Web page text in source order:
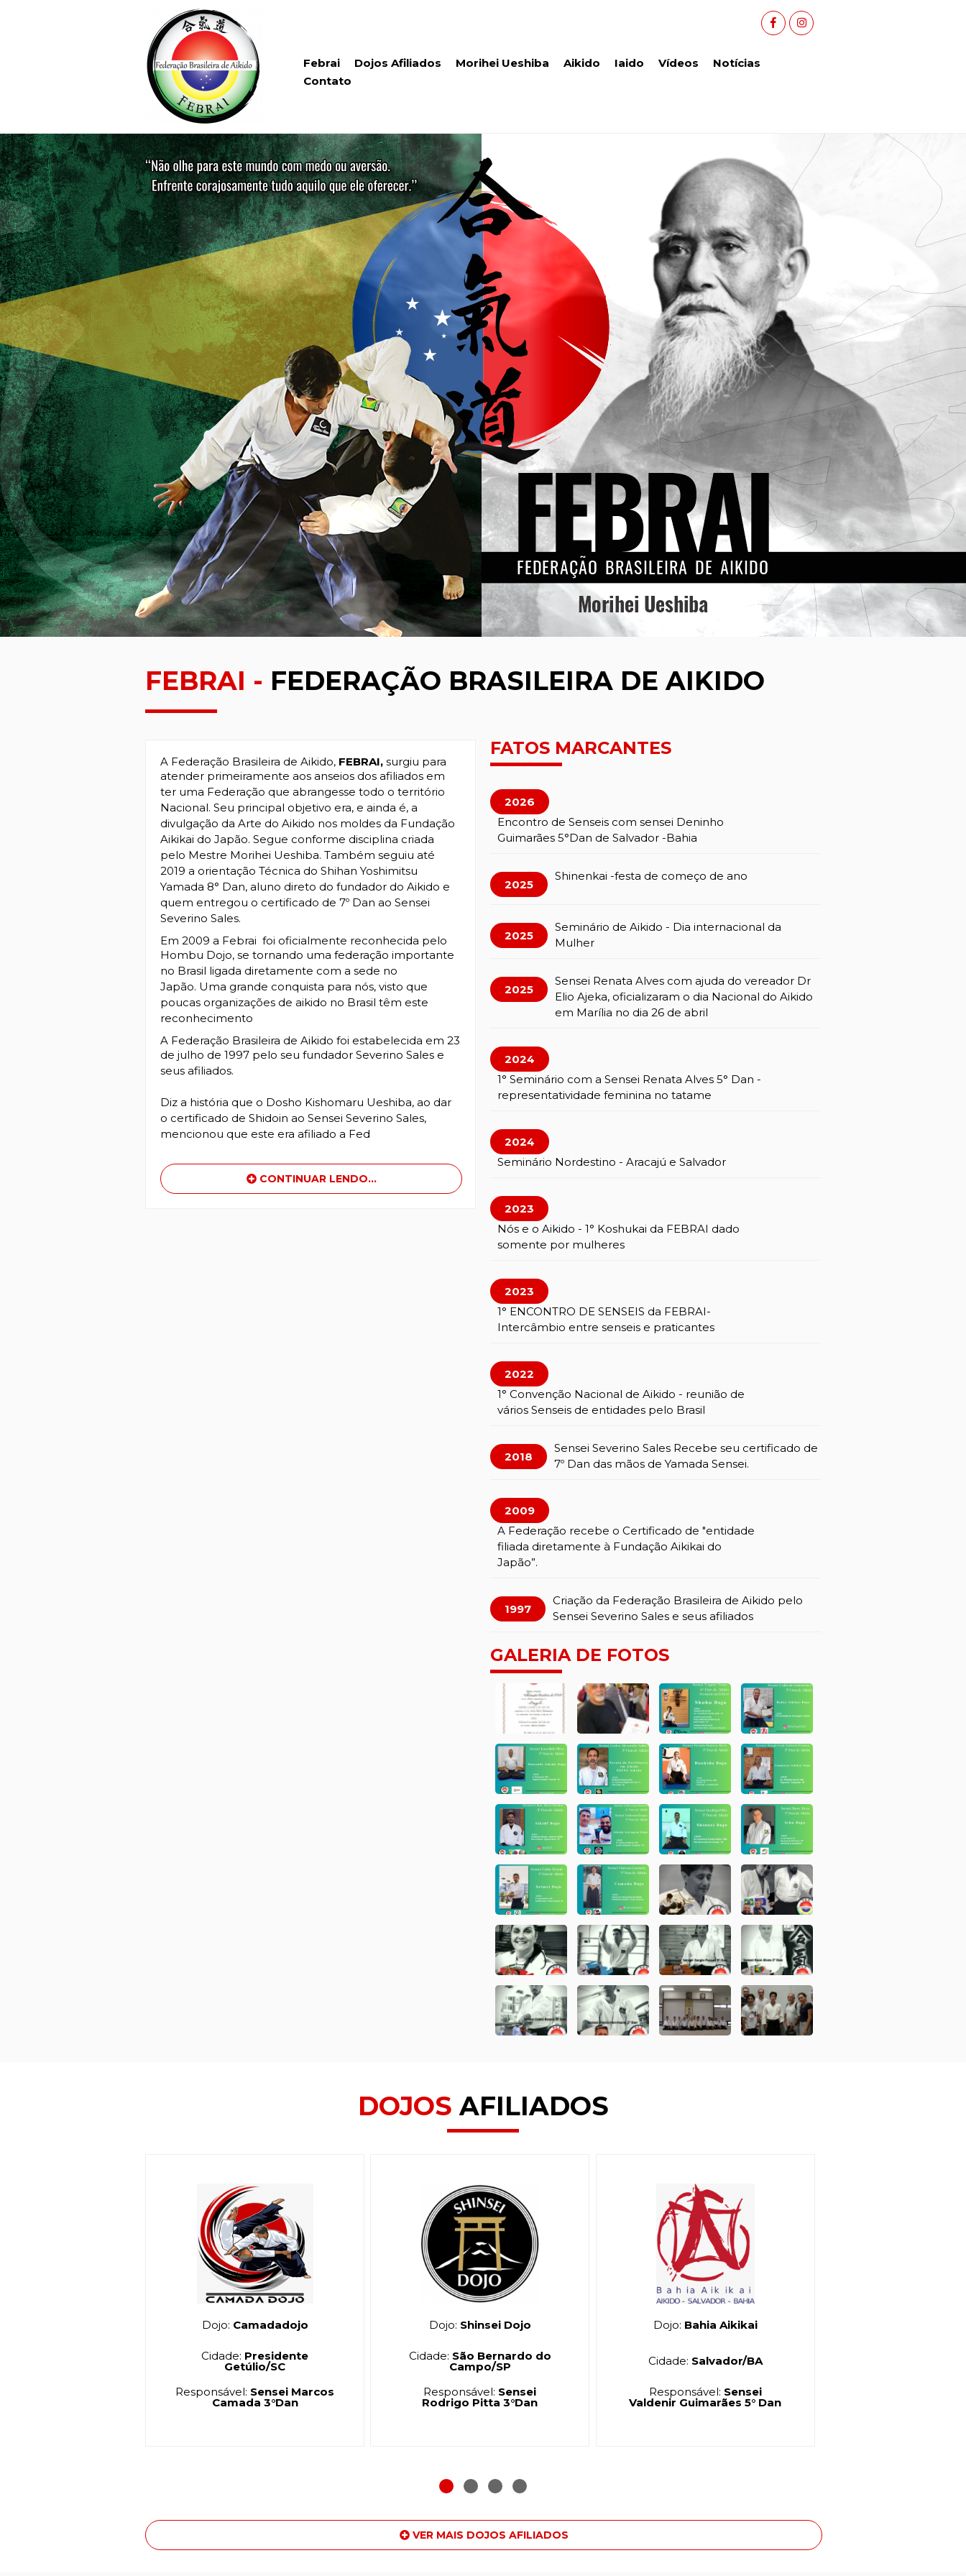
Febrai Dojos Afiliados Morihei Ueshiba Aikido Iaido Vídeos
Notícias
Contato
FEBRAI - FEDERAÇÃO BRASILEIRA DE AIKIDO
A Federação Brasileira de Aikido, FEBRAI, surgiu para
atender primeiramente aos anseios dos afiliados em
ter uma Federação que abrangesse todo o território
Nacional. Seu principal objetivo era, e ainda é, a
divulgação da Arte do Aikido nos moldes da Fundação
Aikikai do Japão. Segue conforme disciplina criada
pelo Mestre Morihei Ueshiba. Também seguiu até
2019 a orientação Técnica do Shihan Yoshimitsu
Yamada 8° Dan, aluno direto do fundador do Aikido e
quem entregou o certificado de 7º Dan ao Sensei
Severino Sales.
Em 2009 a Febrai foi oficialmente reconhecida pelo
Hombu Dojo, se tornando uma federação importante
no Brasil ligada diretamente com a sede no
Japão. Uma grande conquista para nós, visto que
poucas organizações de aikido no Brasil têm este
reconhecimento
A Federação Brasileira de Aikido foi estabelecida em 23
de julho de 1997 pelo seu fundador Severino Sales e
seus afiliados.
Diz a história que o Dosho Kishomaru Ueshiba, ao dar
o certificado de Shidoin ao Sensei Severino Sales,
mencionou que este era afiliado a Fed
CONTINUAR LENDO...
FATOS MARCANTES
2026
Encontro de Senseis com sensei Deninho
Guimarães 5°Dan de Salvador -Bahia
2025
Shinenkai -festa de começo de ano
2025
Seminário de Aikido - Dia internacional da
Mulher
2025
Sensei Renata Alves com ajuda do vereador Dr
Elio Ajeka, oficializaram o dia Nacional do Aikido
em Marília no dia 26 de abril
2024
1° Seminário com a Sensei Renata Alves 5° Dan -
representatividade feminina no tatame
2024
Seminário Nordestino - Aracajú e Salvador
2023
Nós e o Aikido - 1° Koshukai da FEBRAI dado
somente por mulheres
2023
1° ENCONTRO DE SENSEIS da FEBRAI-
Intercâmbio entre senseis e praticantes
2022
1° Convenção Nacional de Aikido - reunião de
vários Senseis de entidades pelo Brasil
2018
Sensei Severino Sales Recebe seu certificado de
7º Dan das mãos de Yamada Sensei.
2009
A Federação recebe o Certificado de "entidade
filiada diretamente à Fundação Aikikai do
Japão”.
1997
Criação da Federação Brasileira de Aikido pelo
Sensei Severino Sales e seus afiliados
GALERIA DE FOTOS
DOJOSAFILIADOS
Camadadojo
Presidente
Sensei Marcos
Camada 3°Dan
Shinsei Dojo
São Bernardo do
Sensei
Rodrigo Pitta 3°Dan
Bahia Aikikai
Salvador/BA
Sensei
Valdenir Guimarães 5° Dan
VER MAIS DOJOS AFILIADOS